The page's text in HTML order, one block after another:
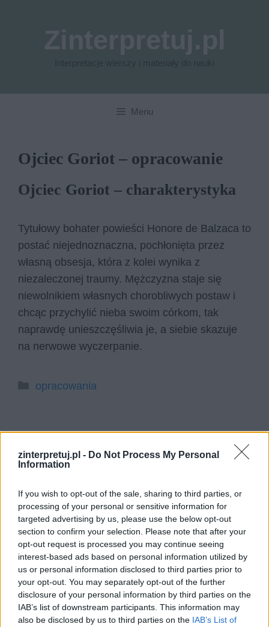
zinterpretuj.pl - Do Not Process My Personal
Information
If you wish to opt-out of the sale, sharing to third parties, or
processing of your personal or sensitive information for
targeted advertising by us, please use the below opt-out
section to confirm your selection. Please note that after your
opt-out request is processed you may continue seeing
interest-based ads based on personal information utilized by
us or personal information disclosed to third parties prior to
your opt-out. You may separately opt-out of the further
disclosure of your personal information by third parties on the
IAB’s list of downstream participants. This information may
also be disclosed by us to third parties on the IAB’s List of
Menu
Ojciec Goriot – opracowanie
Ojciec Goriot – charakterystyka
Tytułowy bohater powieści Honore de Balzaca to
postać niejednoznaczna, pochłonięta przez
własną obsesja, która z kolei wynika z
niezaleczonej traumy. Mężczyzna staje się
niewolnikiem własnych chorobliwych postaw i
chcąc przychylić nieba swoim córkom, tak
naprawdę unieszczęśliwia je, a siebie skazuje
na nerwowe wyczerpanie.
Kategorie
opracowania
Szukaj